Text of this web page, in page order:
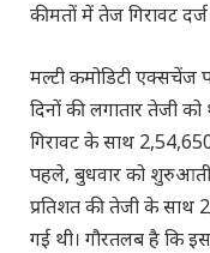
कीमतों में तेज गिरावट
मल्टी कमोडिटी एक्सचेंज
दिनों की लगातार तेजी
गिरावट के साथ
पहले, बुधवार को शुरुआती
प्रतिशत की तेजी के साथ
गई थी। गौरतलब है कि